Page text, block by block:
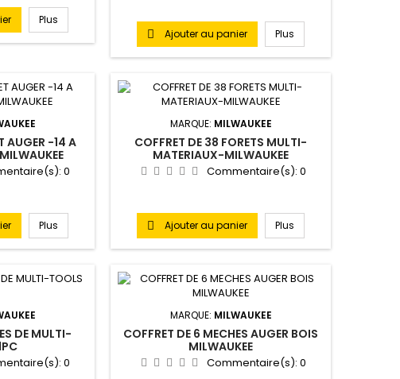
Plus
 Ajouter au panier Plus
AUGER -14 A
0
Plus
MARQUE: MILWAUKEE
COFFRET DE 38 FORETS MULTI-
MATERIAUX-MILWAUKEE
Commentaire(s): 0
 Ajouter au panier Plus
DE MULTI-
0
MARQUE: MILWAUKEE
COFFRET DE 6 MECHES AUGER BOIS
MILWAUKEE
Commentaire(s): 0